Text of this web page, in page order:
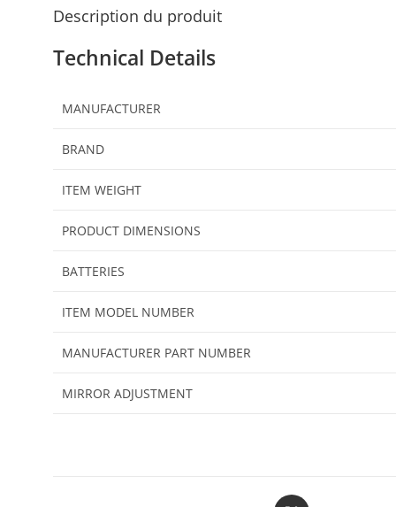
Description du produit
Technical Details
MANUFACTURER
BRAND
ITEM WEIGHT
PRODUCT DIMENSIONS
BATTERIES
ITEM MODEL NUMBER
MANUFACTURER PART NUMBER
MIRROR ADJUSTMENT